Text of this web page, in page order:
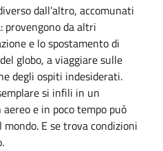
dall’altro, accomunati
provengono da altri
e lo spostamento di
globo, a viaggiare sulle
degli ospiti indesiderati.
si infili in un
e in poco tempo può
E se trova condizioni